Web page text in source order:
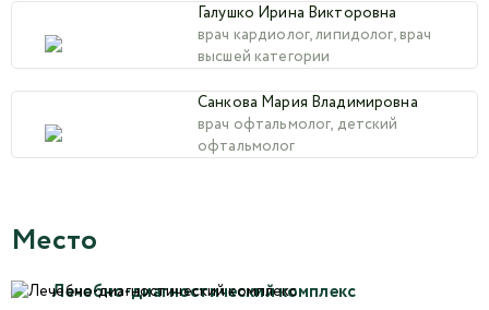
Галушко Ирина Викторовна
врач кардиолог, липидолог, врач
высшей категории
Санкова Мария Владимировна
врач офтальмолог, детский
офтальмолог
Место
Лечебно-диагностический комплекс